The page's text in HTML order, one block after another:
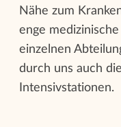
Nähe zum
enge
einzelnen
durch uns auch
Intensivstationen.